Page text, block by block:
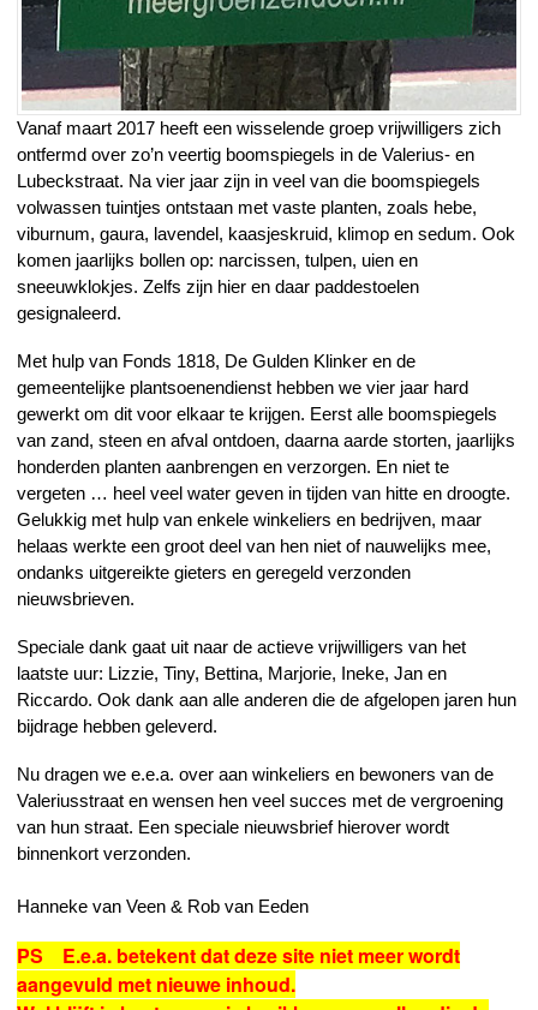
Vanaf maart 2017 heeft een wisselende groep vrijwilligers zich
ontfermd over zo’n veertig boomspiegels in de Valerius- en
Lubeckstraat. Na vier jaar zijn in veel van die boomspiegels
volwassen tuintjes ontstaan met vaste planten, zoals hebe,
viburnum, gaura, lavendel, kaasjeskruid, klimop en sedum. Ook
komen jaarlijks bollen op: narcissen, tulpen, uien en
sneeuwklokjes. Zelfs zijn hier en daar paddestoelen
gesignaleerd.
Met hulp van Fonds 1818, De Gulden Klinker en de
gemeentelijke plantsoenendienst hebben we vier jaar hard
gewerkt om dit voor elkaar te krijgen. Eerst alle boomspiegels
van zand, steen en afval ontdoen, daarna aarde storten, jaarlijks
honderden planten aanbrengen en verzorgen. En niet te
vergeten … heel veel water geven in tijden van hitte en droogte.
Gelukkig met hulp van enkele winkeliers en bedrijven, maar
helaas werkte een groot deel van hen niet of nauwelijks mee,
ondanks uitgereikte gieters en geregeld verzonden
nieuwsbrieven.
Speciale dank gaat uit naar de actieve vrijwilligers van het
laatste uur: Lizzie, Tiny, Bettina, Marjorie, Ineke, Jan en
Riccardo. Ook dank aan alle anderen die de afgelopen jaren hun
bijdrage hebben geleverd.
Nu dragen we e.e.a. over aan winkeliers en bewoners van de
Valeriusstraat en wensen hen veel succes met de vergroening
van hun straat. Een speciale nieuwsbrief hierover wordt
binnenkort verzonden.
Hanneke van Veen & Rob van Eeden
PS E.e.a. betekent dat deze site niet meer wordt
aangevuld met nieuwe inhoud.